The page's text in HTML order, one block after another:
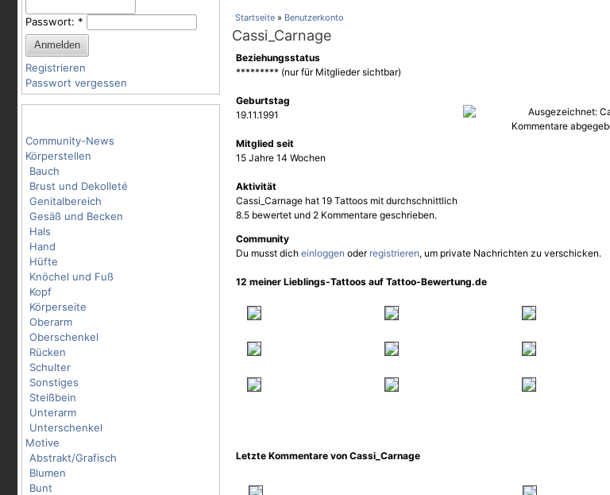
Passwort: *
Registrieren
Passwort vergessen
Community-News
Körperstellen
Bauch
Brust und Dekolleté
Genitalbereich
Gesäß und Becken
Hals
Hand
Hüfte
Knöchel und Fuß
Kopf
Körperseite
Oberarm
Oberschenkel
Rücken
Schulter
Sonstiges
Steißbein
Unterarm
Unterschenkel
Motive
Abstrakt/Grafisch
Blumen
Bunt
Startseite » Benutzerkonto
Cassi_Carnage
Beziehungsstatus
********* (nur für Mitglieder sichtbar)
Geburtstag
19.11.1991
Mitglied seit
15 Jahre 14 Wochen
Aktivität
Cassi_Carnage hat 19 Tattoos mit durchschnittlich
8.5 bewertet und 2 Kommentare geschrieben.
Community
Du musst dich einloggen oder registrieren, um private Nachrichten zu verschicken.
12 meiner Lieblings-Tattoos auf Tattoo-Bewertung.de
Letzte Kommentare von Cassi_Carnage